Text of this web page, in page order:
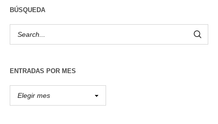
BÚSQUEDA
ENTRADAS POR MES